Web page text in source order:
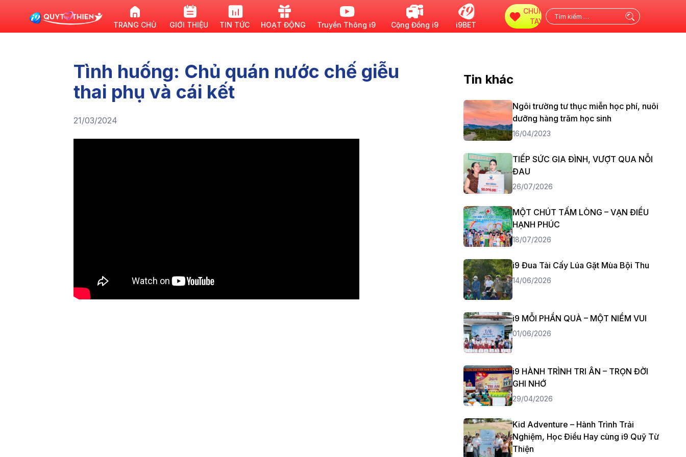
TRANG CHỦ GIỚI THIỆU TIN TỨC HOẠT ĐỘNG Truyền Thông i9 Cộng Đồng i9 i9BET
CHUNG
TAY
kiếm
Tình huống: Chủ quán nước chế giễu
thai phụ và cái kết
21/03/2024
Tin khác
Ngôi trường tư thục miễn học phí, nuôi
dưỡng hàng trăm học sinh
16/04/2023
TIẾP SỨC GIA ĐÌNH, VƯỢT QUA NỖI
ĐAU
26/07/2026
MỘT CHÚT TẤM LÒNG – VẠN ĐIỀU
HẠNH PHÚC
18/07/2026
i9 Đua Tài Cấy Lúa Gặt Mùa Bội Thu
14/06/2026
i9 MỖI PHẦN QUÀ – MỘT NIỀM VUI
01/06/2026
i9 HÀNH TRÌNH TRI ÂN – TRỌN ĐỜI
GHI NHỚ
29/04/2026
Kid Adventure – Hành Trình Trải
Nghiệm, Học Điều Hay cùng i9 Quỹ Từ
Thiện